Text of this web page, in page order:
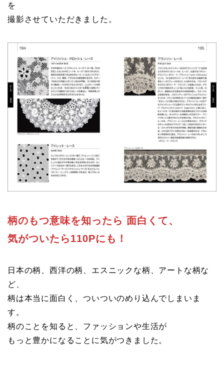
を
撮影させていただきました。
柄のもつ意味を知ったら 面白くて、
気がついたら110Pにも！
日本の柄、西洋の柄、エスニックな柄、アートな柄な
ど、
柄は本当に面白く、ついついのめり込んでしまいま
す。
柄のことを知ると、ファッションや生活が
もっと豊かになることに気がつきました。